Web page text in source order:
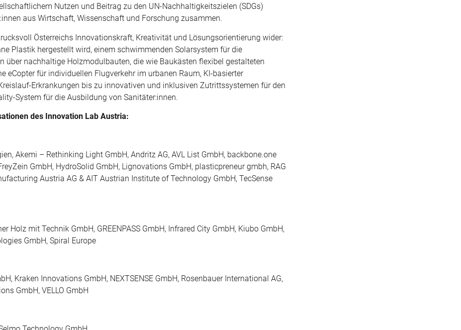
Nutzen und Beitrag zu den UN-Nachhaltigkeitszielen (SDGs)
aus Wirtschaft, Wissenschaft und Forschung zusammen.
Österreichs Innovationskraft, Kreativität und Lösungsorientierung wider:
Plastik hergestellt wird, einem schwimmenden Solarsystem für die
über nachhaltige Holzmodulbauten, die wie Baukästen flexibel gestalteten
eCopter für individuellen Flugverkehr im urbanen Raum, KI-basierter
Erkrankungen bis zu innovativen und inklusiven Zutrittssystemen für den
System für die Ausbildung von Sanitäter:innen.
des Innovation Lab Austria:
Akemi – Rethinking Light GmbH, Andritz AG, AVL List GmbH, backbone.one
GmbH, HydroSolid GmbH, Lignovations GmbH, plasticpreneur gmbh, RAG
Austria AG & AIT Austrian Institute of Technology GmbH, TecSense
Holz mit Technik GmbH, GREENPASS GmbH, Infrared City GmbH, Kiubo GmbH,
GmbH, Spiral Europe
Kraken Innovations GmbH, NEXTSENSE GmbH, Rosenbauer International AG,
GmbH, VELLO GmbH